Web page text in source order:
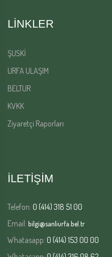
LINKLER
ŞUSKİ
URFA ULAŞIM
BELTUR
KVKK
Ziyaretçi Raporları
İLETİŞİM
Telefon: 0 (414) 318 51 00
Email: bilgi@sanliurfa.bel.tr
Whatasapp: 0 (414) 153 00 00